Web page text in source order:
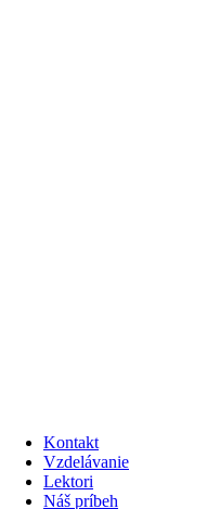
Kontakt
Vzdelávanie
Lektori
Náš príbeh